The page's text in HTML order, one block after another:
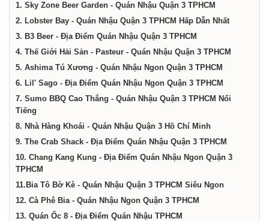
dịch
vụ
tại
Thành
phố
Hồ
1. Sky Zone Beer Garden - Quán Nhậu Quận 3 TPHCM
2. Lobster Bay - Quán Nhậu Quận 3 TPHCM Hấp Dẫn Nhất
3. B3 Beer - Địa Điểm Quán Nhậu Quận 3 TPHCM
4. Thế Giới Hải Sản - Pasteur - Quán Nhậu Quận 3 TPHCM
5. Ashima Tú Xương - Quán Nhậu Ngon Quận 3 TPHCM
6. Lil' Sago - Địa Điểm Quán Nhậu Ngon Quận 3 TPHCM
7. Sumo BBQ Cao Thắng - Quán Nhậu Quận 3 TPHCM Nổi
Tiếng
8. Nhà Hàng Khoái - Quán Nhậu Quận 3 Hồ Chí Minh
9. The Crab Shack - Địa Điểm Quán Nhậu Quận 3 TPHCM
10. Chang Kang Kung - Địa Điểm Quán Nhậu Ngon Quận 3
TPHCM
11.Bia Tô Bờ Kè - Quán Nhậu Quận 3 TPHCM Siêu Ngon
12. Cà Phê Bia - Quán Nhậu Ngon Quận 3 TPHCM
13. Quán Ốc 8 - Địa Điểm Quán Nhậu TPHCM